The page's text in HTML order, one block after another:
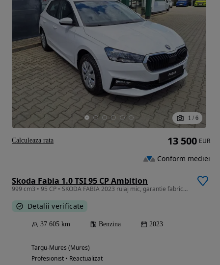
1 / 6
Skoda Fabia 1.0 TSI 95 CP Ambition
999 cm3 • 95 CP • SKODA FABIA 2023 rulaj mic, garantie fabrica, TVA deductibil
Detalii verificate
37 605 km Benzina 2023
Targu-Mures (Mures)
Profesionist • Reactualizat
13 500 EUR
Conform mediei
Calculeaza rata